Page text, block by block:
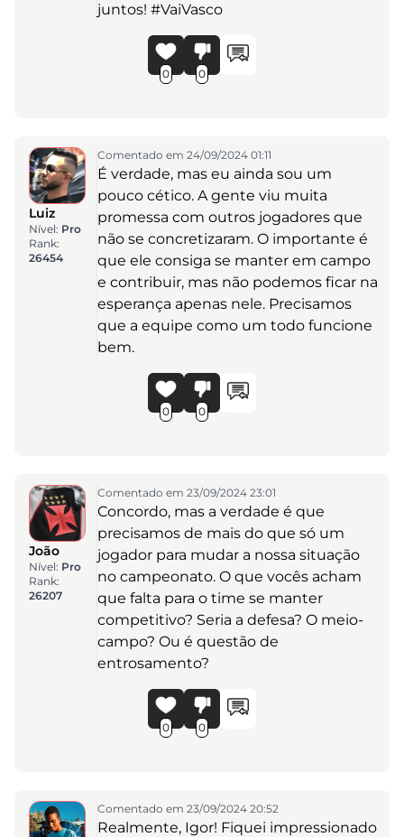
juntos! #VaiVasco
0 0
Luiz
Nível: Pro
Rank:
26454
Comentado em 24/09/2024 01:11
É verdade, mas eu ainda sou um
pouco cético. A gente viu muita
promessa com outros jogadores que
não se concretizaram. O importante é
que ele consiga se manter em campo
e contribuir, mas não podemos ficar na
esperança apenas nele. Precisamos
que a equipe como um todo funcione
bem.
0 0
João
Nível: Pro
Rank:
26207
Comentado em 23/09/2024 23:01
Concordo, mas a verdade é que
precisamos de mais do que só um
jogador para mudar a nossa situação
no campeonato. O que vocês acham
que falta para o time se manter
competitivo? Seria a defesa? O meio-
campo? Ou é questão de
entrosamento?
0 0
Comentado em 23/09/2024 20:52
Realmente, Igor! Fiquei impressionado